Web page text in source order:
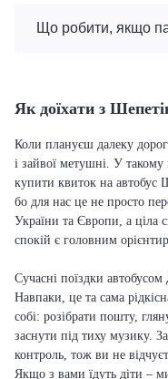
Що робити, якщо
Як доїхати з
Коли плануєш далеку
і зайвої метушні. У
купити квиток на автобус
бо для нас це не просто
України та Європи, а ціла
спокій є головним
Сучасні поїздки
Навпаки, це та сама
собі: розібрати пошту,
заснути під тиху музику.
контроль, тож ви не
Якщо з вами їдуть діти –